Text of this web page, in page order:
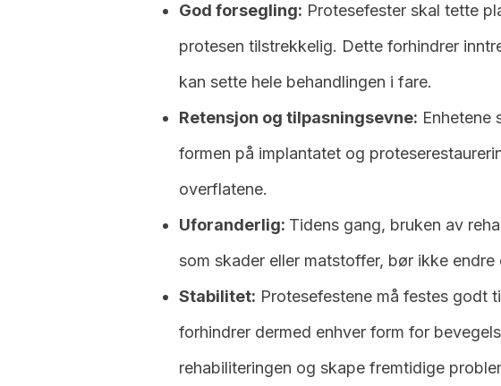
God forsegling: Protesefester skal tette
protesen tilstrekkelig. Dette forhindrer
kan sette hele behandlingen i fare.
Retensjon og tilpasningsevne: Enhetene
formen på implantatet og
overflatene.
Uforanderlig: Tidens gang, bruken av
som skader eller matstoffer, bør ikke endre
Stabilitet: Protesefestene må festes godt
forhindrer dermed enhver form for
rehabiliteringen og skape fremtidige